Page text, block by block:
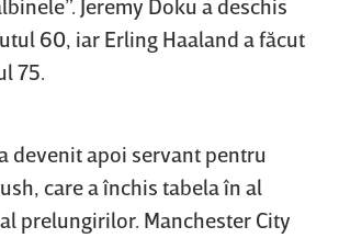
Jeremy Doku a deschis
60, iar Erling Haaland a făcut
75.
devenit apoi servant pentru
care a închis tabela în al
prelungirilor. Manchester City